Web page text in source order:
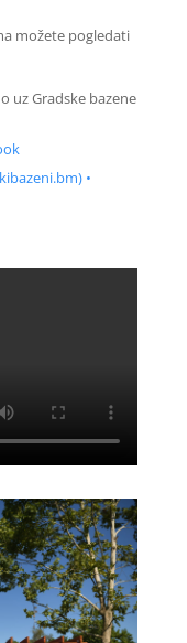
možete pogledati
uz Gradske bazene
•